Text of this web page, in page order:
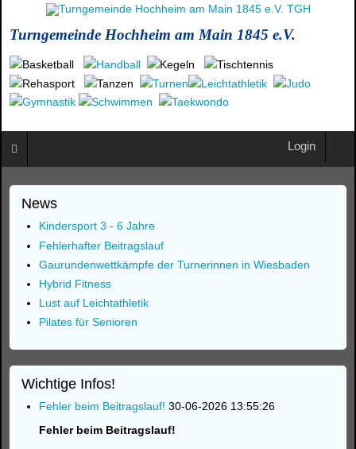
Turngemeinde Hochheim am Main 1845 e.V.
Login
News
Kindersport 3 - 6 Jahre
Fehlerhafter Beitragslauf
Gaurundenwettkämpfe der Turnerinnen in Wiesbaden
Hybrid Fitness
Lust auf Leichtathletik
Pilates für Senioren
Wichtige Infos!
Fehler beim Beitragslauf! 30-06-2026 13:55:26
Fehler beim Beitragslauf!